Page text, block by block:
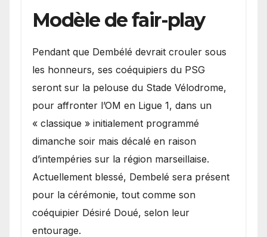
Modèle de fair-play
Pendant que Dembélé devrait crouler sous
les honneurs, ses coéquipiers du PSG
seront sur la pelouse du Stade Vélodrome,
pour affronter l’OM en Ligue 1, dans un
« classique » initialement programmé
dimanche soir mais décalé en raison
d’intempéries sur la région marseillaise.
Actuellement blessé, Dembelé sera présent
pour la cérémonie, tout comme son
coéquipier Désiré Doué, selon leur
entourage.